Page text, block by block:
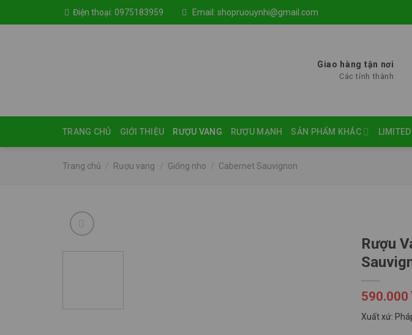
Điện thoại: 0975183959 Email: shopruouynhi@gmail.com
Giao hàng tận nơi
Các tỉnh thành
TRANG CHỦ GIỚI THIỆU RƯỢU VANG RƯỢU MẠNH SẢN PHẨM KHÁC LIMITED
Trang chủ / Rượu vang / Giống nho / Cabernet Sauvignon
Rượu
590.000
Xuất xứ: